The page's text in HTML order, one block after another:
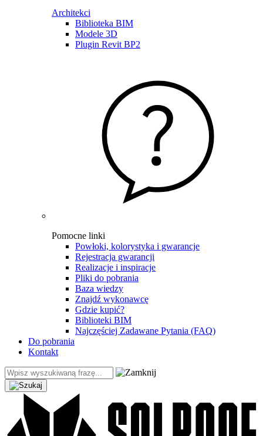
Architekci
Biblioteka BIM
Modele 3D
Plugin Revit BP2
Pomocne linki
Powłoki, kolorystyka i gwarancje
Rejestracja gwarancji
Realizacje i inspiracje
Pliki do pobrania
Baza wiedzy
Znajdź wykonawcę
Gdzie kupić?
Biblioteki BIM
Najczęściej Zadawane Pytania (FAQ)
Do pobrania
Kontakt